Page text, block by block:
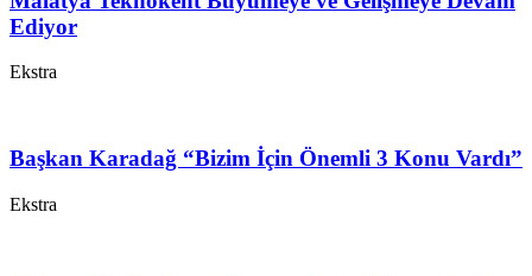
Ediyor
Ekstra
Başkan Karadağ “Bizim İçin Önemli 3 Konu Vardı”
Ekstra